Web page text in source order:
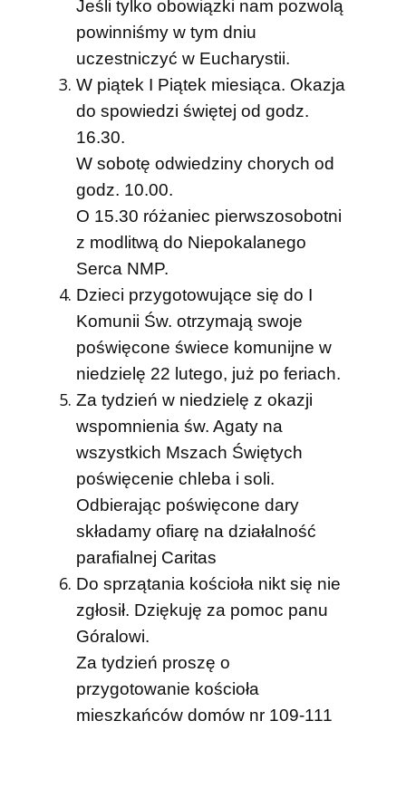
Jeśli tylko obowiązki nam pozwolą
powinniśmy w tym dniu
uczestniczyć w Eucharystii.
W piątek I Piątek miesiąca. Okazja
do spowiedzi świętej od godz.
16.30.
W sobotę odwiedziny chorych od
godz. 10.00.
O 15.30 różaniec pierwszosobotni
z modlitwą do Niepokalanego
Serca NMP.
Dzieci przygotowujące się do I
Komunii Św. otrzymają swoje
poświęcone świece komunijne w
niedzielę 22 lutego, już po feriach.
Za tydzień w niedzielę z okazji
wspomnienia św. Agaty na
wszystkich Mszach Świętych
poświęcenie chleba i soli.
Odbierając poświęcone dary
składamy ofiarę na działalność
parafialnej Caritas
Do sprzątania kościoła nikt się nie
zgłosił. Dziękuję za pomoc panu
Góralowi.
Za tydzień proszę o
przygotowanie kościoła
mieszkańców domów nr 109-111